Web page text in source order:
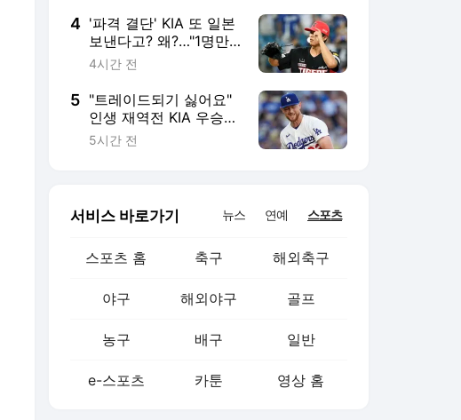
4 '파격 결단' KIA 또 일본
보낸다고? 왜?…"1명만
성과 보여줘도 큰 보탬"
4시간 전
5 "트레이드되기 싫어요"
인생 재역전 KIA 우승
멤버, 그렇게 떠나기 싫
5시간 전
서비스 바로가기 뉴스 연예 스포츠
스포츠 홈 축구 해외축구
야구 해외야구 골프
농구 배구 일반
e-스포츠 카툰 영상 홈